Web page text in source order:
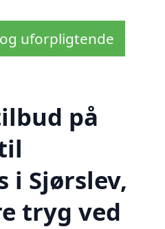
uforpligtende
på
i Sjørslev,
tryg ved